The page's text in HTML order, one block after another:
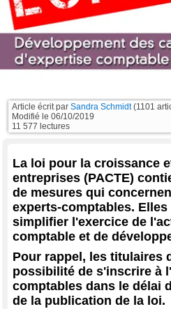
Article écrit par Sandra Schmidt(1101
Modifié le 06/10/2019
11 577 lectures
La loi pour la croissance
entreprises (PACTE)
de mesures qui
experts-comptables.
simplifier l'exercice de
comptable et de
Pour rappel, les titulaires
possibilité de s'inscrire à
comptables dans le délai
de la publication de la loi.